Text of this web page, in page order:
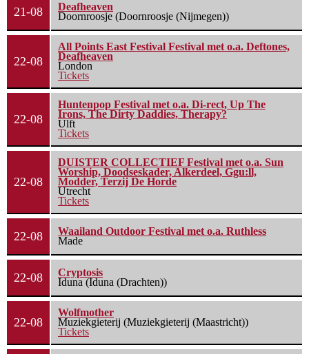
21-08
Deafheaven
Doornroosje (Doornroosje (Nijmegen))
22-08
All Points East Festival Festival met o.a. Deftones,
Deafheaven
London
Tickets
22-08
Huntenpop Festival met o.a. Di-rect, Up The
Irons, The Dirty Daddies, Therapy?
Ulft
Tickets
22-08
DUISTER COLLECTIEF Festival met o.a. Sun
Worship, Doodseskader, Alkerdeel, Ggu:ll,
Modder, Terzij De Horde
Utrecht
Tickets
22-08
Waailand Outdoor Festival met o.a. Ruthless
Made
22-08
Cryptosis
Iduna (Iduna (Drachten))
22-08
Wolfmother
Muziekgieterij (Muziekgieterij (Maastricht))
Tickets